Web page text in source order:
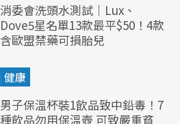
消委會洗頭水測試｜Lux、
Dove5星名單13款最平$50！4款
含歐盟禁藥可損胎兒
健康
男子保溫杯裝1飲品致中鉛毒！7
種飲品勿用保溫壺 可致嚴重貧